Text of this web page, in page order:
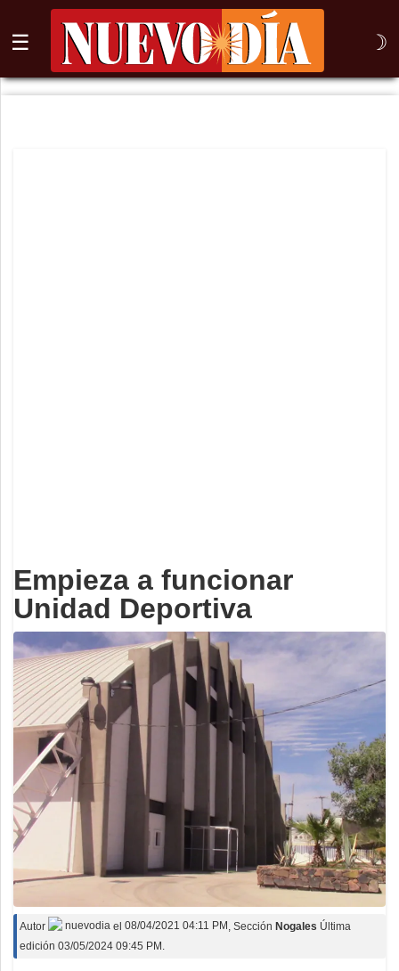
☰ ☽
⌕
Empieza a funcionar
Unidad Deportiva
Autor nuevodia el 08/04/2021 04:11 PM , Sección Nogales Última
edición 03/05/2024 09:45 PM.